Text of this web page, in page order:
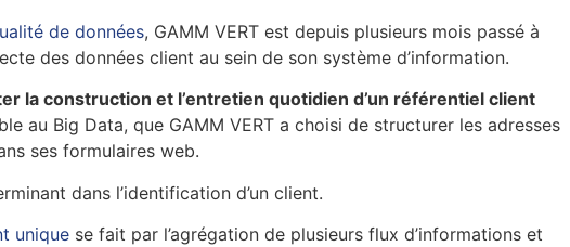
de données, GAMM VERT est depuis plusieurs mois passé à
des données client au sein de son système d’information.
la construction et l’entretien quotidien d’un référentiel client
au Big Data, que GAMM VERT a choisi de structurer les adresses
ses formulaires web.
dans l’identification d’un client.
unique se fait par l’agrégation de plusieurs flux d’informations et